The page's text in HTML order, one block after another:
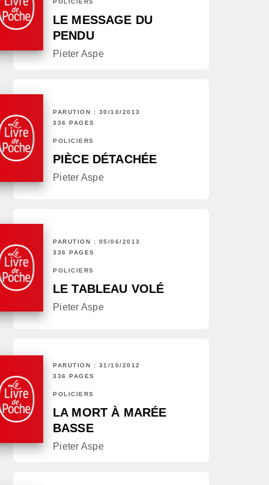
POLICIERS
LE MESSAGE DU
PENDU
Pieter Aspe
PARUTION : 30/10/2013
336 PAGES
POLICIERS
PIÈCE DÉTACHÉE
Pieter Aspe
PARUTION : 05/06/2013
336 PAGES
POLICIERS
LE TABLEAU VOLÉ
Pieter Aspe
PARUTION : 31/10/2012
336 PAGES
POLICIERS
LA MORT À MARÉE
BASSE
Pieter Aspe